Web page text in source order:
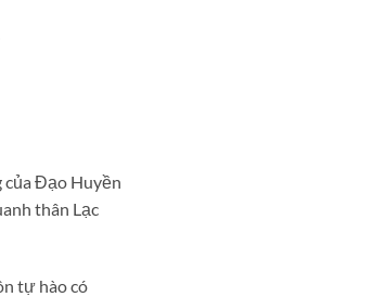
của Đạo Huyền
thân Lạc
tự hào có